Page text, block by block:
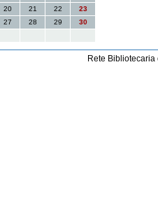
20 21 22
23
27 28 29
30
Rete